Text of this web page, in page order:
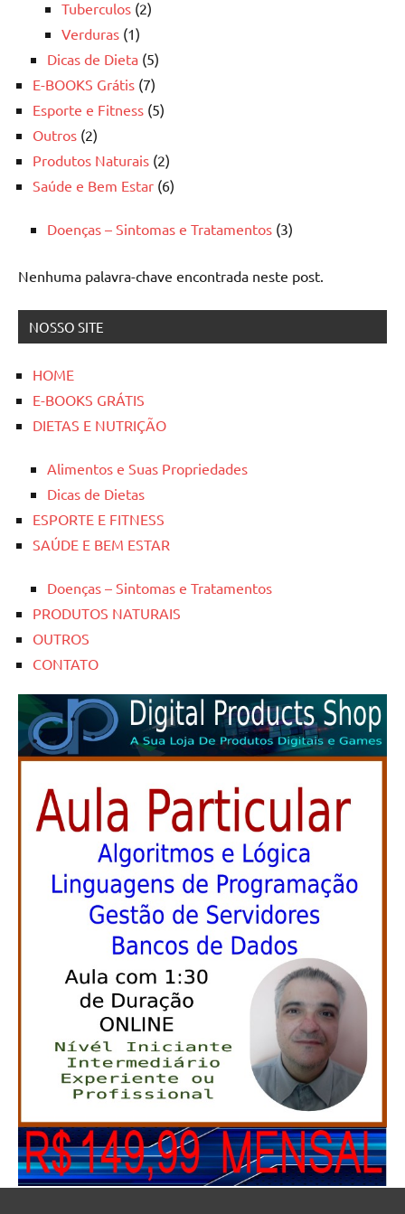
Tuberculos (2)
Verduras (1)
Dicas de Dieta (5)
E-BOOKS Grátis (7)
Esporte e Fitness (5)
Outros (2)
Produtos Naturais (2)
Saúde e Bem Estar (6)
Doenças – Sintomas e Tratamentos (3)
Nenhuma palavra-chave encontrada neste post.
NOSSO SITE
HOME
E-BOOKS GRÁTIS
DIETAS E NUTRIÇÃO
Alimentos e Suas Propriedades
Dicas de Dietas
ESPORTE E FITNESS
SAÚDE E BEM ESTAR
Doenças – Sintomas e Tratamentos
PRODUTOS NATURAIS
OUTROS
CONTATO